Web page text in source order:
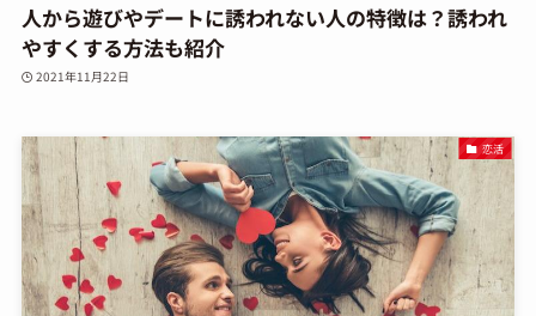
人から遊びやデートに誘われない人の特徴は？誘われ
やすくする方法も紹介
2021年11月22日
恋活